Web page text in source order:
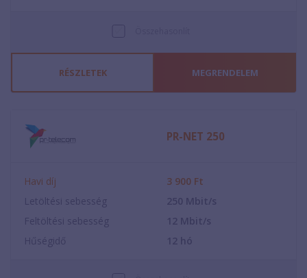
RÉSZLETEK MEGRENDELEM
PR-NET 250
Havi díj 3 900 Ft
Letöltési sebesség
250 Mbit/s
Feltöltési sebesség
12 Mbit/s
Hűségidő
12 hó